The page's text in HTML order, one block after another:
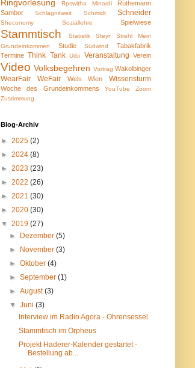
Ringvorlesung Rpswitha Minardi
Rüthemann
Sambor
Schlagnitweit Schmidt Schneider
Sheconomy Soziallehre Spielwiese
Stammtisch Statistik Steyr
Strehl Mein
Grundeinkommen
Studie Südwind
Tabakfabrik
Termine Think Tank Urbi Veranstaltung Verein
Video Volksbegehren Vortrag Wakolbinger
WearFair WeFair Wels Wien Wissensturm
Woche des Grundeinkommens YouTube
Zoom
Zustimmung
Blog-Archiv
► 2025 (2)
► 2024 (8)
► 2023 (23)
► 2022 (26)
► 2021 (30)
► 2020 (30)
▼ 2019 (27)
► Dezember(5)
► November(3)
►Oktober(4)
►September(1)
►August(3)
▼Juni(3)
Interview im Radio Agora - Ohrensessel
Stammtisch im Orpheus
Projekt Haderer-Kalender gestartet -
Bestellung ab...